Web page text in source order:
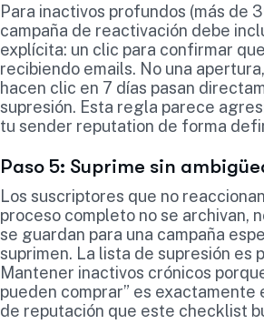
Para inactivos profundos (más de
campaña de reactivación debe
explícita: un clic para confirmar
recibiendo emails. No una
hacen clic en 7 días pasan
supresión. Esta regla parece
tu sender reputation de forma
Paso 5: Suprime sin
Los suscriptores que no
proceso completo no se archivan,
se guardan para una campaña
suprimen. La lista de supresión es
Mantener inactivos crónicos
pueden comprar” es exactamente
de reputación que este checklist